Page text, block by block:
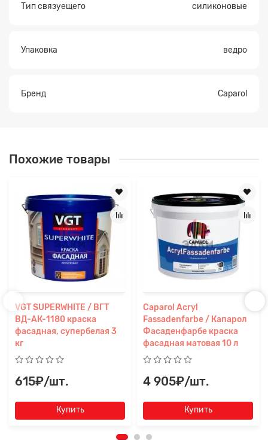
Тип связуещего силиконовые
Упаковка ведро
Бренд Caparol
Похожие товары
VGT SUPERWHITE / ВГТ
ВД-АК-1180 краска
фасадная, супербелая 3
кг
615₽/шт.
Купить
Caparol Acryl
Fassadenfarbe / Капарол
Фасаденфарбе краска
фасадная матовая 10 л
4 905₽/шт.
Купить